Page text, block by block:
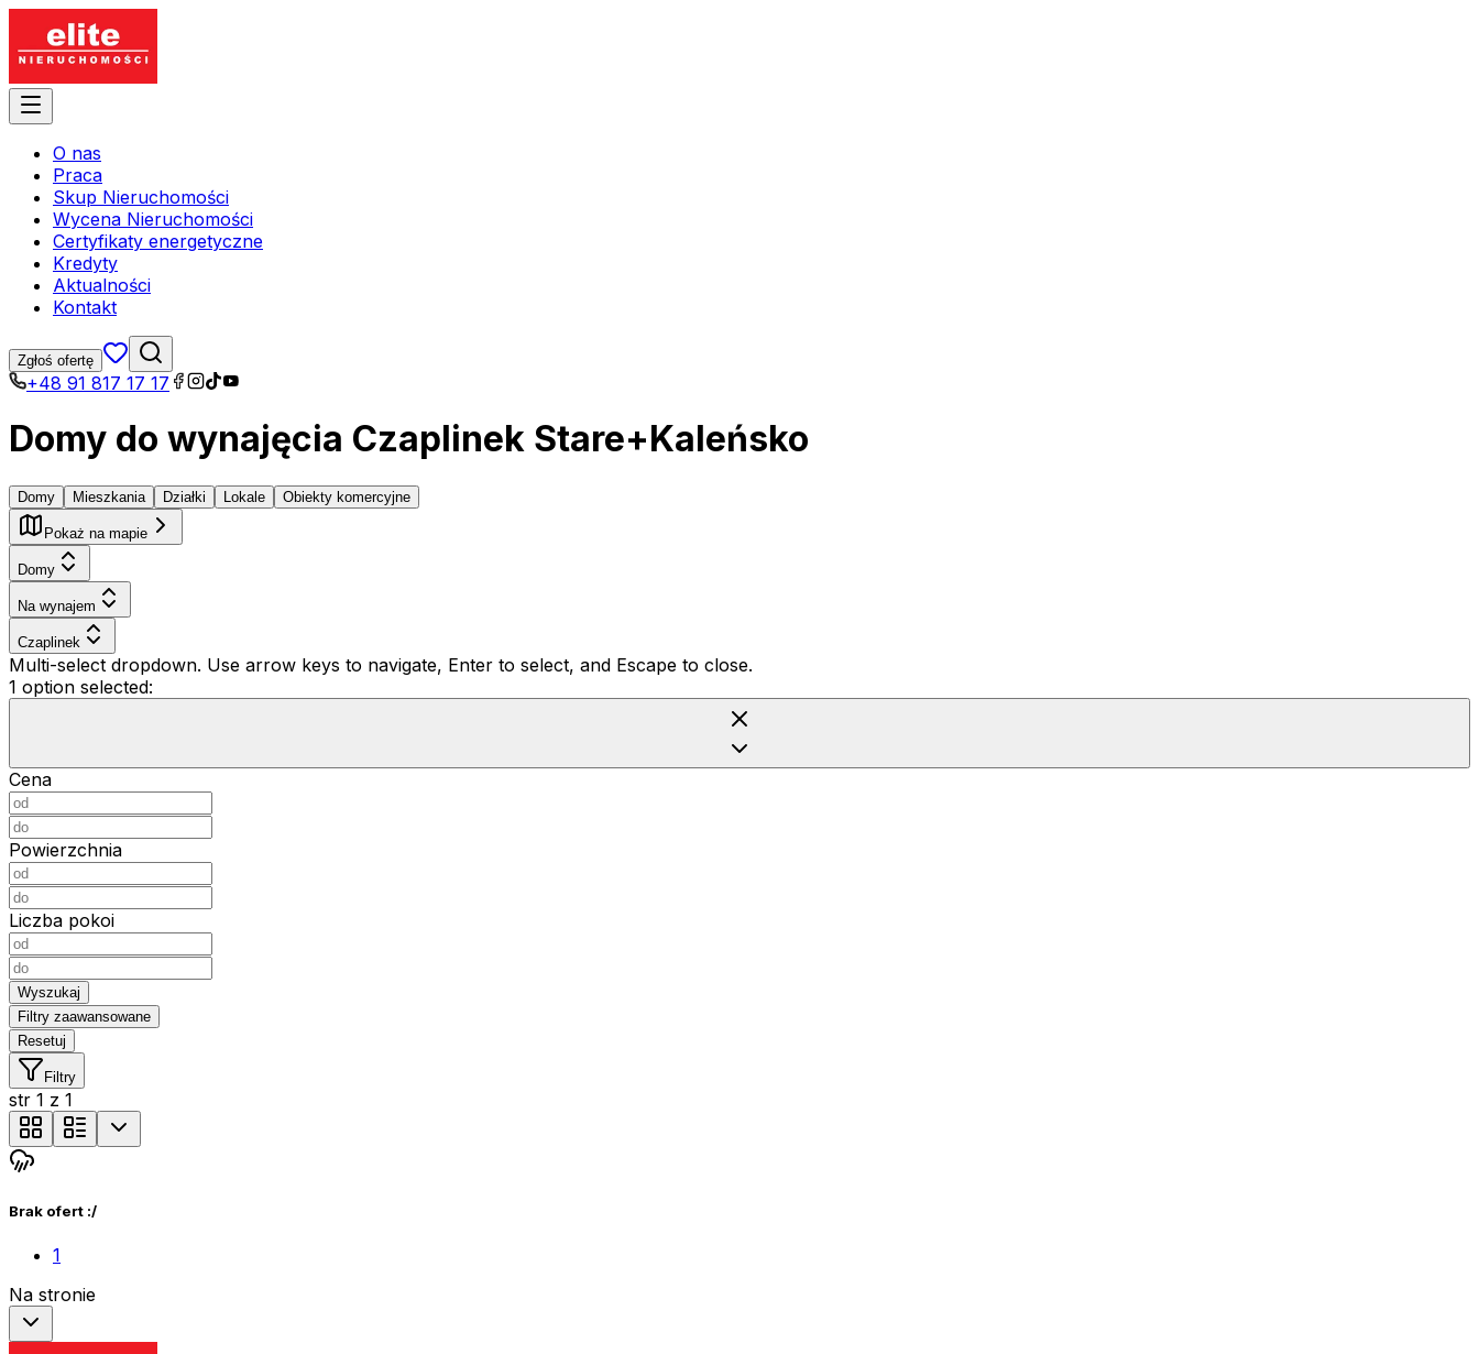
O nas
Praca
Skup Nieruchomości
Wycena Nieruchomości
Certyfikaty energetyczne
Kredyty
Aktualności
Kontakt
Zgłoś ofertę
+48 91 817 17 17
Domy do wynajęcia Czaplinek Stare+Kaleńsko
Domy Mieszkania Działki Lokale Obiekty komercyjne
Pokaż na mapie
Domy
Na wynajem
Czaplinek
Multi-select dropdown. Use arrow keys to navigate, Enter to select, and Escape to close.
1 option selected:
Cena
Powierzchnia
Liczba pokoi
Wyszukaj
Filtry zaawansowane
Resetuj
Filtry
str 1 z 1
Brak ofert :/
1
Na stronie